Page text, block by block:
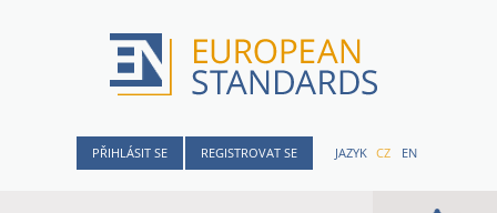
PŘIHLÁSIT SE REGISTROVAT SE JAZYK CZ EN